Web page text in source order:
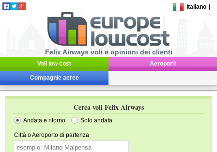
Italiano
Felix Airways voli e opinioni dei clienti
Voli low cost Aeroporti
Compagnie aeree
Cerca voli Felix Airways
Andata e ritorno Solo andata
Città o Aeroporto di partenza